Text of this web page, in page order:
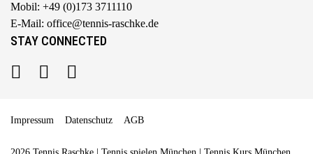
Mobil: +49 (0)173 3711110
E-Mail: office@tennis-raschke.de
STAY CONNECTED
Impressum Datenschutz AGB